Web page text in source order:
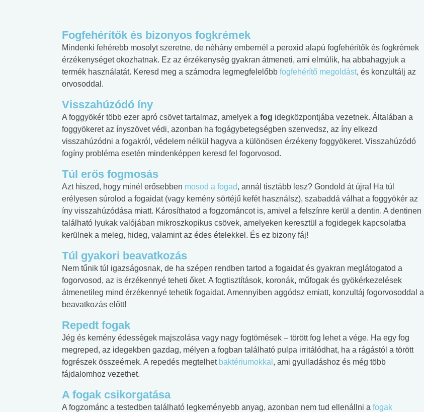
Fogfehérítők és bizonyos fogkrémek
Mindenki fehérebb mosolyt szeretne, de néhány embernél a peroxid alapú fogfehérítők és fogkrémek
érzékenységet okozhatnak. Ez az érzékenység gyakran átmeneti, ami elmúlik, ha abbahagyjuk a
termék használatát. Keresd meg a számodra legmegfelelőbb fogfehérítő megoldást, és konzultálj az
orvosoddal.
Visszahúzódó íny
A foggyökér több ezer apró csövet tartalmaz, amelyek a fog idegközpontjába vezetnek. Általában a
foggyökeret az ínyszövet védi, azonban ha fogágybetegségben szenvedsz, az íny elkezd
visszahúzódni a fogakról, védelem nélkül hagyva a különösen érzékeny foggyökeret. Visszahúzódó
fogíny probléma esetén mindenképpen keresd fel fogorvosod.
Túl erős fogmosás
Azt hiszed, hogy minél erősebben mosod a fogad, annál tisztább lesz? Gondold át újra! Ha túl
erélyesen súrolod a fogaidat (vagy kemény sörtéjű kefét használsz), szabaddá válhat a foggyökér az
íny visszahúzódása miatt. Károsíthatod a fogzománcot is, amivel a felszínre kerül a dentin. A dentinen
található lyukak valójában mikroszkopikus csövek, amelyeken keresztül a fogidegek kapcsolatba
kerülnek a meleg, hideg, valamint az édes ételekkel. És ez bizony fáj!
Túl gyakori beavatkozás
Nem tűnik túl igazságosnak, de ha szépen rendben tartod a fogaidat és gyakran meglátogatod a
fogorvosod, az is érzékennyé teheti őket. A fogtisztítások, koronák, műfogak és gyökérkezelések
átmenetileg mind érzékennyé tehetik fogaidat. Amennyiben aggódsz emiatt, konzultáj fogorvosoddal a
beavatkozás előtt!
Repedt fogak
Jég és kemény édességek majszolása vagy nagy fogtömések – törött fog lehet a vége. Ha egy fog
megreped, az idegekben gazdag, mélyen a fogban található pulpa irritálódhat, ha a rágástól a törött
fogrészek összeérnek. A repedés megtelhet baktériumokkal , ami gyulladáshoz és még több
fájdalomhoz vezethet.
A fogak csikorgatása
A fogzománc a testedben található legkeményebb anyag, azonban nem tud ellenállni a fogak